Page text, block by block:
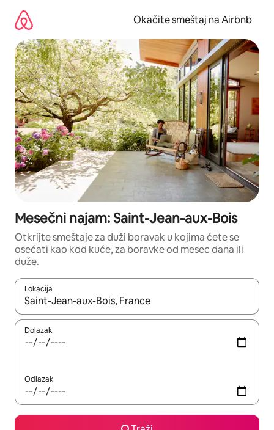
sadržaj
Okačite smeštaj na Airbnb
Mesečni najam: Saint-Jean-aux-Bois
Otkrijte smeštaje za duži boravak u kojima ćete se
osećati kao kod kuće, za boravke od mesec dana ili
duže.
Lokacija
Kad su rezultati dostupni, možete da se krećete kroz njih
Dolazak
Odlazak